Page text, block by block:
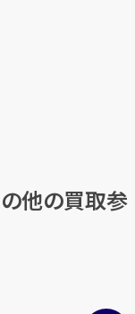
の他の買取参